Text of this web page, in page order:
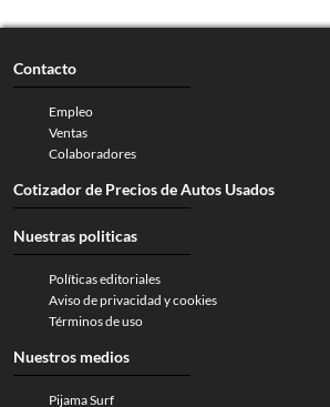
Contacto
Empleo
Ventas
Colaboradores
Cotizador de Precios de Autos Usados
Nuestras politicas
Políticas editoriales
Aviso de privacidad y cookies
Términos de uso
Nuestros medios
Pijama Surf